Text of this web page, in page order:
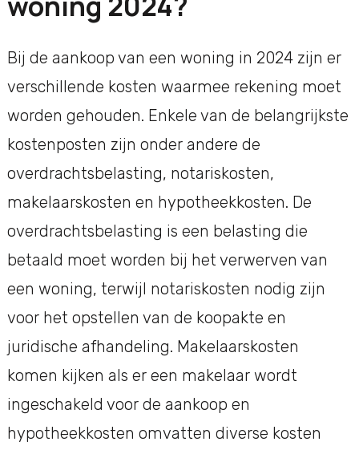
Bij de aankoop van een woning in 2024 zijn er
verschillende kosten waarmee rekening moet
worden gehouden. Enkele van de belangrijkste
kostenposten zijn onder andere de
overdrachtsbelasting, notariskosten,
makelaarskosten en hypotheekkosten. De
overdrachtsbelasting is een belasting die
betaald moet worden bij het verwerven van
een woning, terwijl notariskosten nodig zijn
voor het opstellen van de koopakte en
juridische afhandeling. Makelaarskosten
komen kijken als er een makelaar wordt
ingeschakeld voor de aankoop en
hypotheekkosten omvatten diverse kosten